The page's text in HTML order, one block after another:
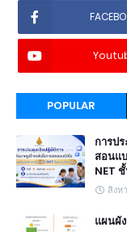
POPULAR
การป
สอนแ
NET
สิงห
แผนผั